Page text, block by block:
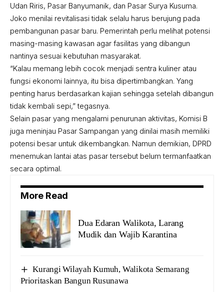
Udan Riris, Pasar Banyumanik, dan Pasar Surya Kusuma.
Joko menilai revitalisasi tidak selalu harus berujung pada
pembangunan pasar baru. Pemerintah perlu melihat potensi
masing-masing kawasan agar fasilitas yang dibangun
nantinya sesuai kebutuhan masyarakat.
“Kalau memang lebih cocok menjadi sentra kuliner atau
fungsi ekonomi lainnya, itu bisa dipertimbangkan. Yang
penting harus berdasarkan kajian sehingga setelah dibangun
tidak kembali sepi,” tegasnya.
Selain pasar yang mengalami penurunan aktivitas, Komisi B
juga meninjau Pasar Sampangan yang dinilai masih memiliki
potensi besar untuk dikembangkan. Namun demikian, DPRD
menemukan lantai atas pasar tersebut belum termanfaatkan
secara optimal.
More Read
Dua Edaran Walikota, Larang
Mudik dan Wajib Karantina
Kurangi Wilayah Kumuh, Walikota Semarang
Prioritaskan Bangun Rusunawa